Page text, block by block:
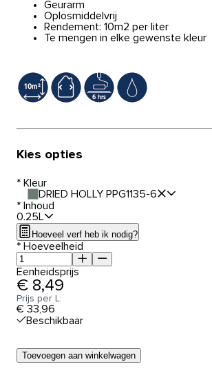
Geurarm
Oplosmiddelvrij
Rendement: 10m2 per liter
Te mengen in elke gewenste kleur
Kies opties
* Kleur
DRIED HOLLY PPG1135-6
* Inhoud
0.25L
Hoeveel verf heb ik nodig?
* Hoeveelheid
Eenheidsprijs
€ 8,49
Prijs per L:
€ 33,96
Beschikbaar
Toevoegen aan winkelwagen